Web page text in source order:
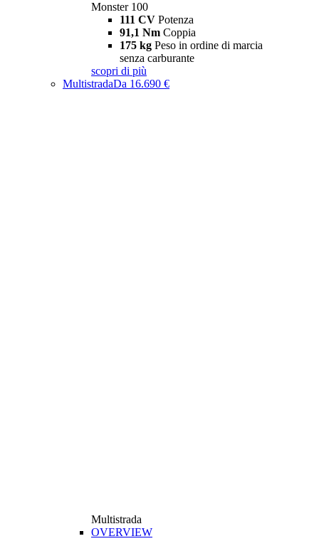
Monster 100
111 CV Potenza
91,1 Nm Coppia
175 kg Peso in ordine di marcia
senza carburante
scopri di più
MultistradaDa 16.690 €
Multistrada
OVERVIEW